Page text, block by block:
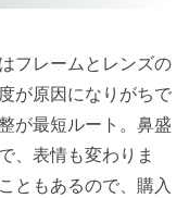
フレームとレンズの
が原因になりがちで
が最短ルート。鼻盛
、表情も変わりま
ともあるので、購入